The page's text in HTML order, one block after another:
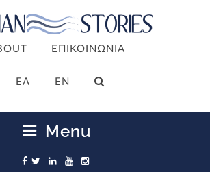
ΕΠΙΚΟΙΝΩΝΙΑ
ΕΛ EN
Menu